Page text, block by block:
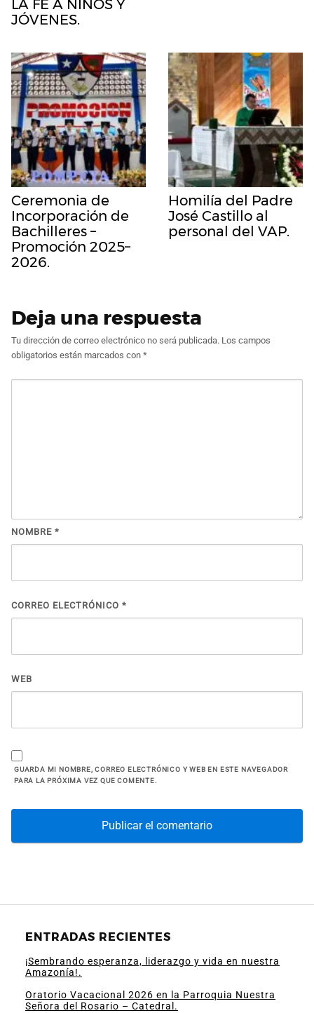
LA FE A NIÑOS Y
JÓVENES.
Ceremonia de
Incorporación de
Bachilleres –
Promoción 2025–
2026.
Homilía del Padre
José Castillo al
personal del VAP.
Deja una respuesta
Tu dirección de correo electrónico no será publicada. Los campos
obligatorios están marcados con *
NOMBRE *
CORREO ELECTRÓNICO *
WEB
GUARDA MI NOMBRE, CORREO ELECTRÓNICO Y WEB EN ESTE NAVEGADOR
PARA LA PRÓXIMA VEZ QUE COMENTE.
ENTRADAS RECIENTES
¡Sembrando esperanza, liderazgo y vida en nuestra
Amazonía!.
Oratorio Vacacional 2026 en la Parroquia Nuestra
Señora del Rosario – Catedral.